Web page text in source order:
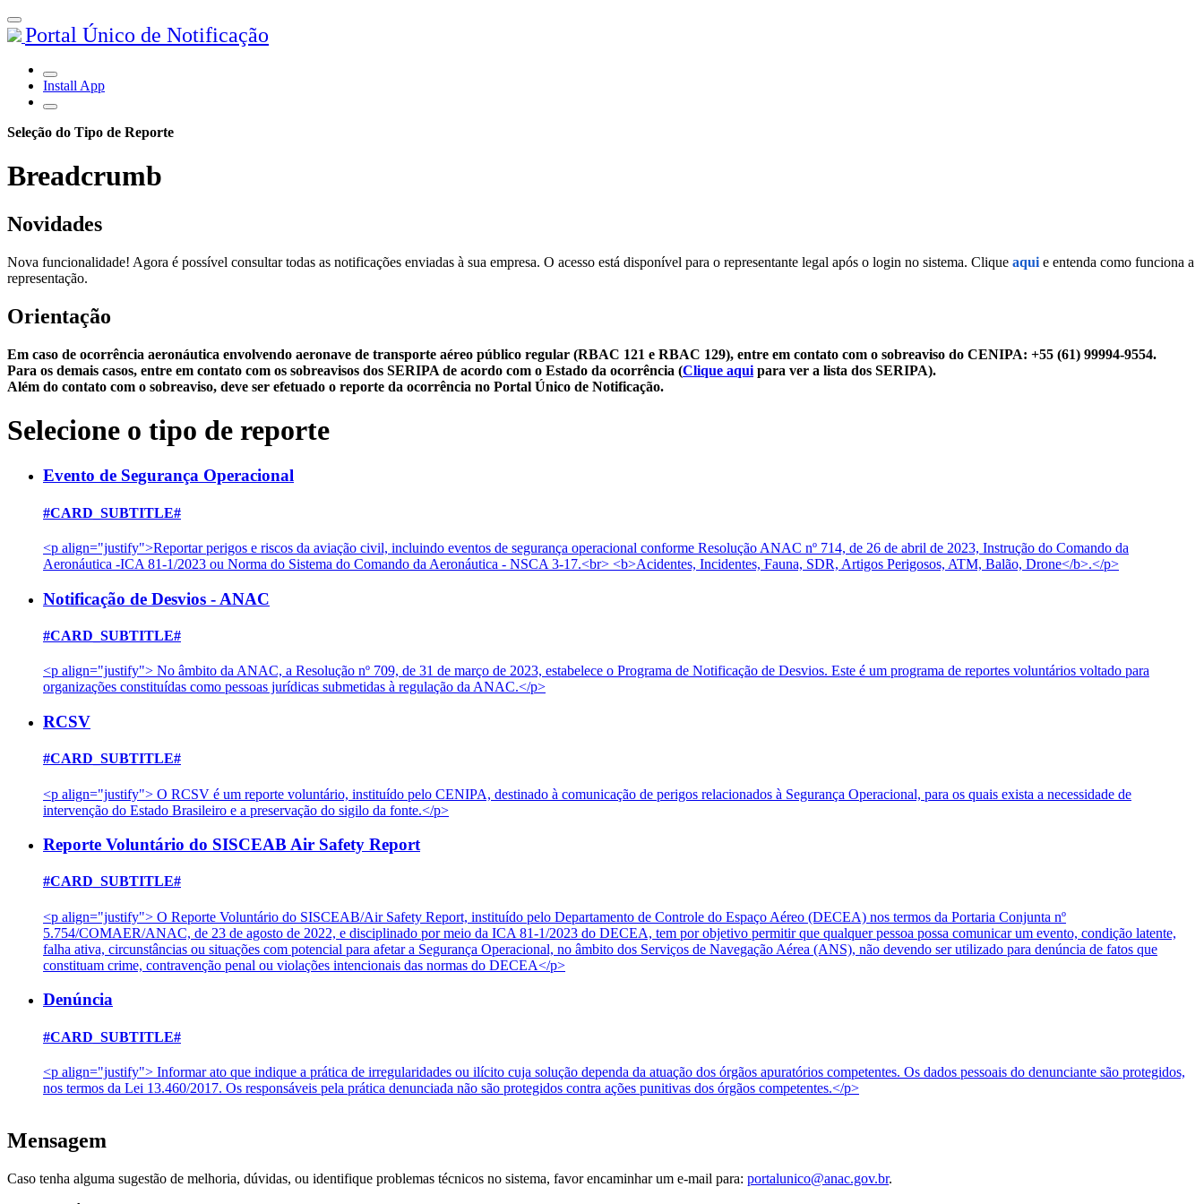
Portal Único de Notificação
Install App
Seleção do Tipo de Reporte
Breadcrumb
Novidades
Nova funcionalidade! Agora é possível consultar todas as notificações enviadas à sua empresa. O acesso está disponível para o representante legal após o login no sistema. Clique aqui e entenda como funciona a
representação.
Orientação
Em caso de ocorrência aeronáutica envolvendo aeronave de transporte aéreo público regular (RBAC 121 e RBAC 129), entre em contato com o sobreaviso do CENIPA: +55 (61) 99994-9554.
Para os demais casos, entre em contato com os sobreavisos dos SERIPA de acordo com o Estado da ocorrência (Clique aqui para ver a lista dos SERIPA).
Além do contato com o sobreaviso, deve ser efetuado o reporte da ocorrência no Portal Único de Notificação.
Selecione o tipo de reporte
Evento de Segurança Operacional
#CARD_SUBTITLE#
<p align="justify">Reportar perigos e riscos da aviação civil, incluindo eventos de segurança operacional conforme Resolução ANAC nº 714, de 26 de abril de 2023, Instrução do Comando da
Aeronáutica -ICA 81-1/2023 ou Norma do Sistema do Comando da Aeronáutica - NSCA 3-17.<br> <b>Acidentes, Incidentes, Fauna, SDR, Artigos Perigosos, ATM, Balão, Drone</b>.</p>
Notificação de Desvios - ANAC
#CARD_SUBTITLE#
<p align="justify"> No âmbito da ANAC, a Resolução nº 709, de 31 de março de 2023, estabelece o Programa de Notificação de Desvios. Este é um programa de reportes voluntários voltado para
organizações constituídas como pessoas jurídicas submetidas à regulação da ANAC.</p>
RCSV
#CARD_SUBTITLE#
<p align="justify"> O RCSV é um reporte voluntário, instituído pelo CENIPA, destinado à comunicação de perigos relacionados à Segurança Operacional, para os quais exista a necessidade de
intervenção do Estado Brasileiro e a preservação do sigilo da fonte.</p>
Reporte Voluntário do SISCEAB Air Safety Report
#CARD_SUBTITLE#
<p align="justify"> O Reporte Voluntário do SISCEAB/Air Safety Report, instituído pelo Departamento de Controle do Espaço Aéreo (DECEA) nos termos da Portaria Conjunta nº
5.754/COMAER/ANAC, de 23 de agosto de 2022, e disciplinado por meio da ICA 81-1/2023 do DECEA, tem por objetivo permitir que qualquer pessoa possa comunicar um evento, condição latente,
falha ativa, circunstâncias ou situações com potencial para afetar a Segurança Operacional, no âmbito dos Serviços de Navegação Aérea (ANS), não devendo ser utilizado para denúncia de fatos que
constituam crime, contravenção penal ou violações intencionais das normas do DECEA</p>
Denúncia
#CARD_SUBTITLE#
<p align="justify"> Informar ato que indique a prática de irregularidades ou ilícito cuja solução dependa da atuação dos órgãos apuratórios competentes. Os dados pessoais do denunciante são protegidos,
nos termos da Lei 13.460/2017. Os responsáveis pela prática denunciada não são protegidos contra ações punitivas dos órgãos competentes.</p>
Mensagem
Caso tenha alguma sugestão de melhoria, dúvidas, ou identifique problemas técnicos no sistema, favor encaminhar um e-mail para: portalunico@anac.gov.br.